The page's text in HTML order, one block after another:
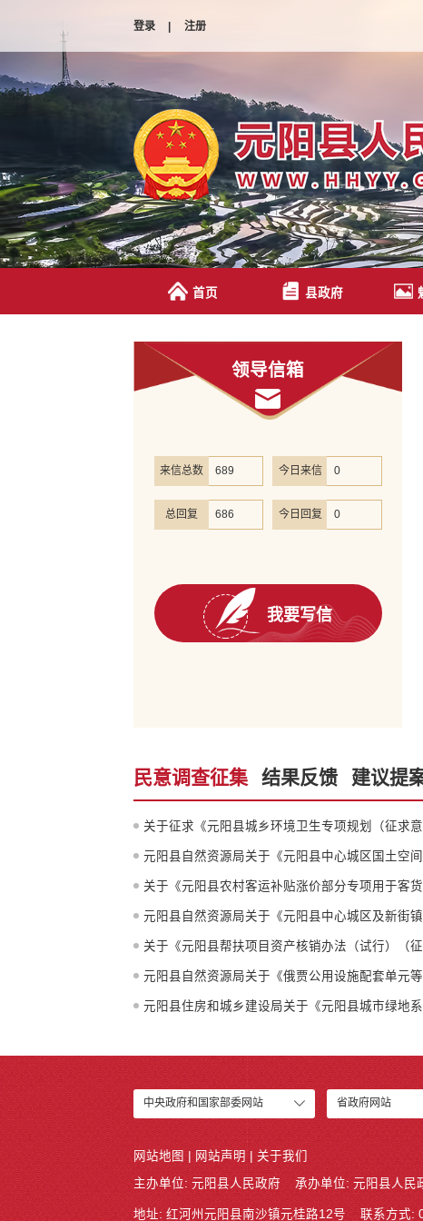
登录 | 注册
首页 县政府
领导信箱
来信总数 689 今日来信 0
总回复 686 今日回复 0
我要写信
民意调查征集 结果反馈 建议提
关于征求《元阳县城乡环境卫生专项规划（征求
元阳县自然资源局关于《元阳县中心城区国土空
关于《元阳县农村客运补贴涨价部分专项用于客
元阳县自然资源局关于《元阳县中心城区及新街
关于《元阳县帮扶项目资产核销办法（试行）（
元阳县自然资源局关于《俄贾公用设施配套单元
元阳县住房和城乡建设局关于《元阳县城市绿地
中央政府和国家部委网站 省政府网站
网站地图 | 网站声明 | 关于我们
主办单位: 元阳县人民政府 承办单位: 元阳县人民
地址: 红河州元阳县南沙镇元桂路12号 联系方式: